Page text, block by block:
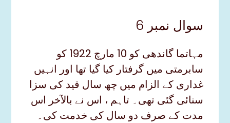
سوال نمبر 6
مہاتما گاندھی کو 10 مارچ 1922 کو
سابرمتی میں گرفتار کیا گیا تھا اور انہیں
غداری کے الزام میں چھ سال قید کی سزا
سنائی گئی تھی۔ تاہم ، اس نے بالآخر اس
مدت کے صرف دو سال کی خدمت کی۔